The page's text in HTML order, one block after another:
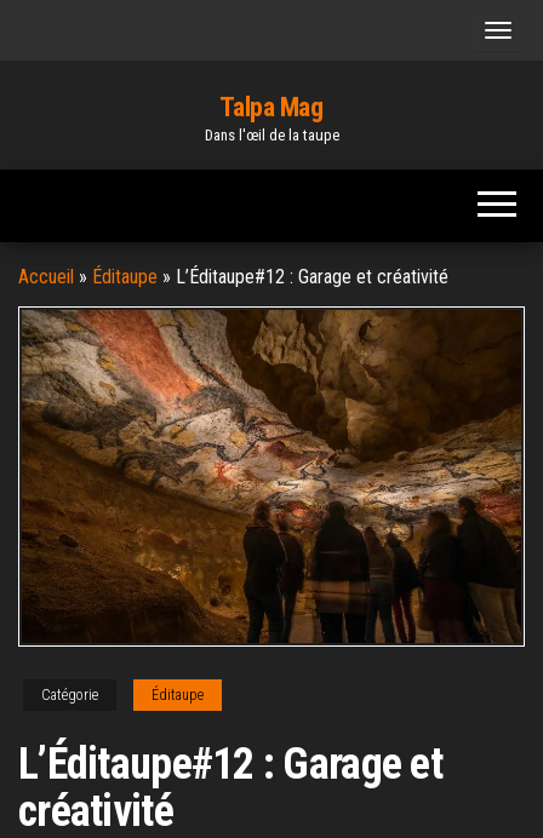
Talpa Mag
Dans l'œil de la taupe
Accueil » Éditaupe » L’Éditaupe#12 : Garage et créativité
Catégorie Éditaupe
L’Éditaupe#12 : Garage et
créativité